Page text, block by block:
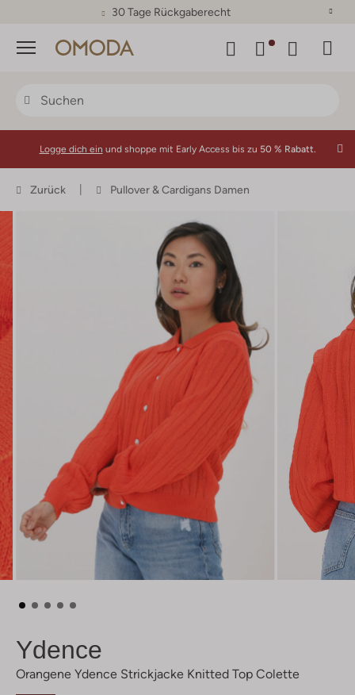
30 Tage Rückgaberecht
Menü
Logge dich ein und shoppe mit Early Access bis zu 50 % Rabatt.
Zurück Pullover & Cardigans Damen
Ydence
Orangene Ydence Strickjacke Knitted Top Colette